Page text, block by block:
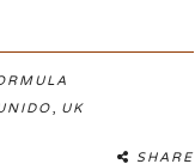
, UK
SHARE